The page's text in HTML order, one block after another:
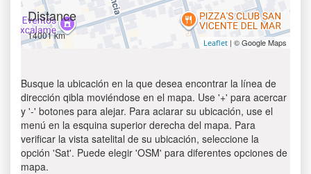
Distance
14001 km
Leaflet | © Google Maps
Busque la ubicación en la que desea encontrar la línea de
dirección qibla moviéndose en el mapa. Use '+' para acercar
y '-' botones para alejar. Para aclarar su ubicación, use el
menú en la esquina superior derecha del mapa. Para
verificar la vista satelital de su ubicación, seleccione la
opción 'Sat'. Puede elegir 'OSM' para diferentes opciones de
mapa.